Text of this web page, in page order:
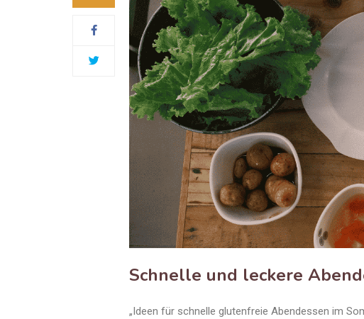
Schnelle und leckere
„Ideen für schnelle glutenfreie Abendessen im